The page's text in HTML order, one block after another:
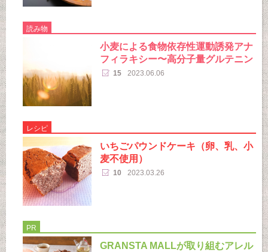
読み物
小麦による食物依存性運動誘発アナ
フィラキシー〜高分子量グルテニン
15 2023.06.06
レシピ
いちごパウンドケーキ（卵、乳、小
麦不使用）
10 2023.03.26
PR
GRANSTA MALLが取り組むアレル